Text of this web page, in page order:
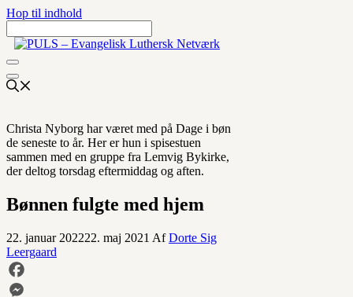
Hop til indhold
Christa Nyborg har været med på Dage i bøn
de seneste to år. Her er hun i spisestuen
sammen med en gruppe fra Lemvig Bykirke,
der deltog torsdag eftermiddag og aften.
Bønnen fulgte med hjem
22. januar 202222. maj 2021 AfDorte Sig
Leergaard
Facebook